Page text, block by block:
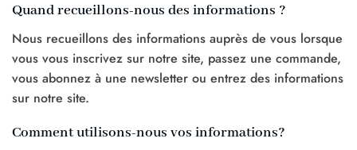
Quand recueillons-nous des informations ?
Nous recueillons des informations auprès de vous lorsque
vous vous inscrivez sur notre site, passez une commande,
vous abonnez à une newsletter ou entrez des informations
sur notre site.
Comment utilisons-nous vos informations?